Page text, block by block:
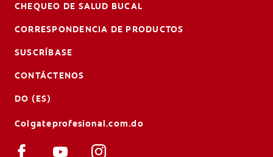
CHEQUEO DE SALUD BUCAL
CORRESPONDENCIA DE PRODUCTOS
SUSCRÍBASE
CONTÁCTENOS
DO (ES)
Colgateprofesional.com.do